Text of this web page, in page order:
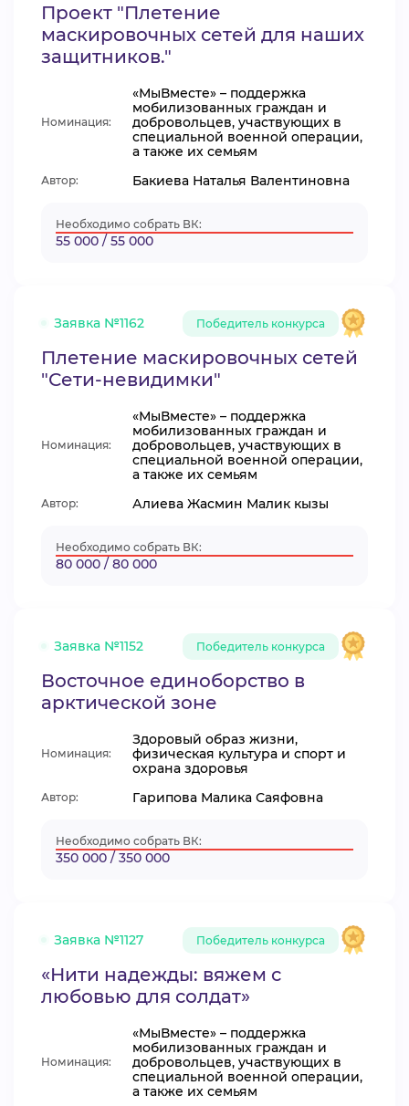
Проект "Плетение
маскировочных сетей для наших
защитников."
Номинация:
«МыВместе» – поддержка
мобилизованных граждан и
добровольцев, участвующих в
специальной военной операции,
а также их семьям
Автор: Бакиева Наталья Валентиновна
Необходимо собрать ВК:
55 000 / 55 000
Заявка №1162 Победитель конкурса
Плетение маскировочных сетей
"Сети-невидимки"
Номинация:
«МыВместе» – поддержка
мобилизованных граждан и
добровольцев, участвующих в
специальной военной операции,
а также их семьям
Автор: Алиева Жасмин Малик кызы
Необходимо собрать ВК:
80 000 / 80 000
Заявка №1152 Победитель конкурса
Восточное единоборство в
арктической зоне
Номинация:
Здоровый образ жизни,
физическая культура и спорт и
охрана здоровья
Автор: Гарипова Малика Саяфовна
Необходимо собрать ВК:
350 000 / 350 000
Заявка №1127 Победитель конкурса
«Нити надежды: вяжем с
любовью для солдат»
Номинация:
«МыВместе» – поддержка
мобилизованных граждан и
добровольцев, участвующих в
специальной военной операции,
а также их семьям